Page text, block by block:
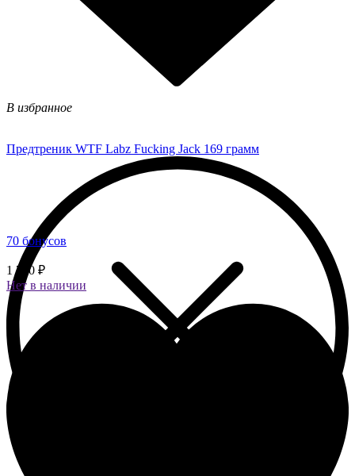
В избранное
Предтреник WTF Labz Fucking Jack 169 грамм
70 бонусов
1 750 ₽
Нет в наличии